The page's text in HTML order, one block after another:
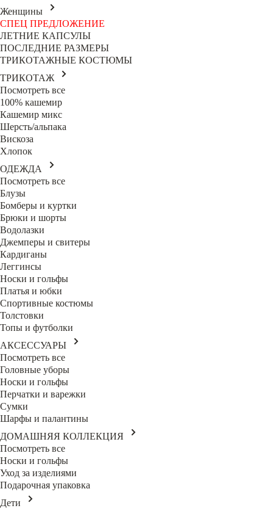
Женщины
СПЕЦ ПРЕДЛОЖЕНИЕ
ЛЕТНИЕ КАПСУЛЫ
ПОСЛЕДНИЕ РАЗМЕРЫ
ТРИКОТАЖНЫЕ КОСТЮМЫ
ТРИКОТАЖ
Посмотреть все
100% кашемир
Кашемир микс
Шерсть/альпака
Вискоза
Хлопок
ОДЕЖДА
Посмотреть все
Блузы
Бомберы и куртки
Брюки и шорты
Водолазки
Джемперы и свитеры
Кардиганы
Леггинсы
Носки и гольфы
Платья и юбки
Спортивные костюмы
Толстовки
Топы и футболки
АКСЕССУАРЫ
Посмотреть все
Головные уборы
Носки и гольфы
Перчатки и варежки
Сумки
Шарфы и палантины
ДОМАШНЯЯ КОЛЛЕКЦИЯ
Посмотреть все
Носки и гольфы
Уход за изделиями
Подарочная упаковка
Дети